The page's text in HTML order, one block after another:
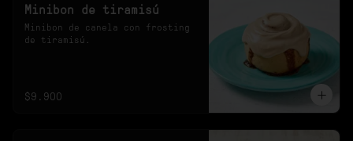
Minibon de tiramisú
Minibon de canela con frosting
de tiramisú.
$9.900